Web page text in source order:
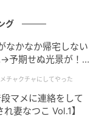
グ
なかなか帰宅しない
予期せぬ光景が！
チャクチャにしてやった
マメに連絡をして
妻なつこ Vol.1】